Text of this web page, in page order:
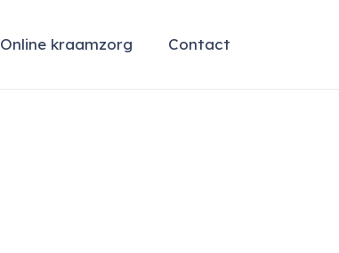
Online kraamzorg Contact